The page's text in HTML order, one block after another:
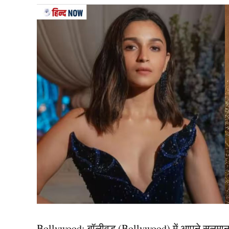
Team India
दरअसल, 2011 की वर्ल्ड कप विनर टीम का हिस्सा
Trophy) के लिए भारत की संभावित प्लेइंग इलेवन का
समेत कुल 5 बल्लेबाज, 3 हरफनमौला खिलाड़ी, दो
पीयूष ने अपनी प्लेइंग इलेवन में कप्तान रोहित शर्मा
पांचवें नंबर के लिए भी उनकी प्राथमिकता साफ़ है।
कोहली, श्रेयस अय्यर एवं केएल राहुल को चुना है।
यह भी पढ़ें:
आखिरकार उस तारीख का हो गया